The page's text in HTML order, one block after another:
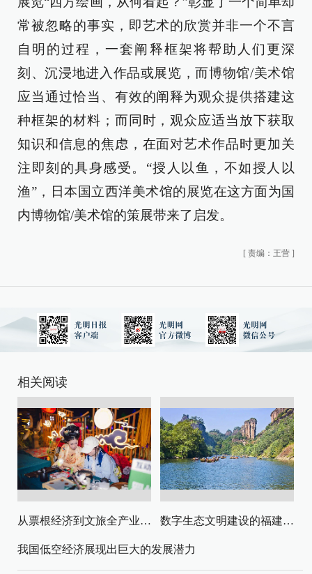
常被忽略的事实，即艺术的欣赏并非一个不言
自明的过程，一套阐释框架将帮助人们更深
刻、沉浸地进入作品或展览，而博物馆/美术馆
应当通过恰当、有效的阐释为观众提供搭建这
种框架的材料；而同时，观众应适当放下获取
知识和信息的焦虑，在面对艺术作品时更加关
注即刻的具身感受。“授人以鱼，不如授人以
渔”，日本国立西洋美术馆的展览在这方面为国
内博物馆/美术馆的策展带来了启发。
[ 责编：王营 ]
相关阅读
从票根经济到文旅全产业链升级 数字生态文明建设的福建路径与启示
我国低空经济展现出巨大的发展潜力